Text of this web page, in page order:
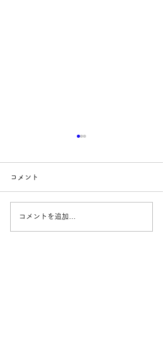
Yononaka新シリーズ始ま
コメント
コメントを追加…